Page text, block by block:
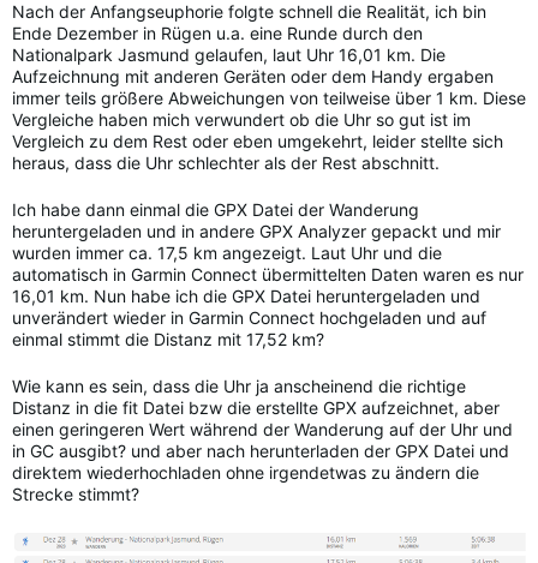
Nach der Anfangseuphorie folgte schnell die Realität, ich bin
Ende Dezember in Rügen u.a. eine Runde durch den
Nationalpark Jasmund gelaufen, laut Uhr 16,01 km. Die
Aufzeichnung mit anderen Geräten oder dem Handy ergaben
immer teils größere Abweichungen von teilweise über 1 km. Diese
Vergleiche haben mich verwundert ob die Uhr so gut ist im
Vergleich zu dem Rest oder eben umgekehrt, leider stellte sich
heraus, dass die Uhr schlechter als der Rest abschnitt.
Ich habe dann einmal die GPX Datei der Wanderung
heruntergeladen und in andere GPX Analyzer gepackt und mir
wurden immer ca. 17,5 km angezeigt. Laut Uhr und die
automatisch in Garmin Connect übermittelten Daten waren es nur
16,01 km. Nun habe ich die GPX Datei heruntergeladen und
unverändert wieder in Garmin Connect hochgeladen und auf
einmal stimmt die Distanz mit 17,52 km?
Wie kann es sein, dass die Uhr ja anscheinend die richtige
Distanz in die fit Datei bzw die erstellte GPX aufzeichnet, aber
einen geringeren Wert während der Wanderung auf der Uhr und
in GC ausgibt? und aber nach herunterladen der GPX Datei und
direktem wiederhochladen ohne irgendetwas zu ändern die
Strecke stimmt?